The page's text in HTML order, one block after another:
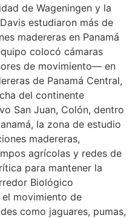
de Wageningen y la
estudiaron más de
madereras en Panamá
colocó cámaras
de movimiento— en
de Panamá Central,
del continente
San Juan, Colón, dentro
la zona de estudio
madereras,
agrícolas y redes de
para mantener la
Biológico
movimiento de
como jaguares, pumas,